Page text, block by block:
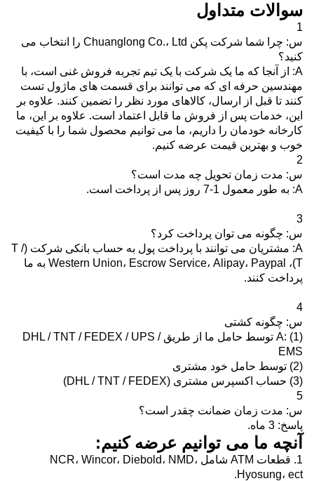
سوالات متداول
1
س: چرا شما شرکت پکن Chuanglong Co.، Ltd را انتخاب می
کنید؟
A: از آنجا که ما یک شرکت با یک تیم تجربه فروش غنی است، با
مهندسین حرفه ای که می توانند برای قسمت های ماژول تست
کنند تا قبل از ارسال، کالاهای مورد نظر را تضمین کنند. علاوه بر
این، خدمات پس از فروش ما قابل اعتماد است. علاوه بر این، ما
کارخانه خودمان را داریم، ما می توانیم محصول شما را با کیفیت
خوب و بهترین قیمت عرضه کنیم.
2
س: مدت زمان تحویل چه مدت است؟
A: به طور معمول 1-7 روز پس از پرداخت است.
3
س: چگونه می توان پرداخت کرد؟
A: مشتریان می توانند با پرداخت پول به حساب بانکی شرکت (T /
T)، Western Union، Escrow Service، Alipay، Paypal به ما
پرداخت کنند.
4
س: چگونه کشتی
A: (1) توسط حامل ما از طریق DHL / TNT / FEDEX / UPS /
EMS
(2) توسط حامل خود مشتری
(3) حساب اکسپرس مشتری (DHL / TNT / FEDEX)
5
س: مدت زمان ضمانت چقدر است؟
پاسخ: 3 ماه.
آنچه ما می توانیم عرضه کنیم:
1. قطعات ATM شامل NCR، Wincor، Diebold، NMD،
Hyosung، ect.